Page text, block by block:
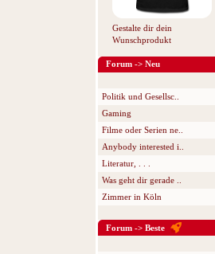
Gestalte dir dein
Wunschprodukt
Forum -> Neu
Politik und Gesellsc..
Gaming
Filme oder Serien ne..
Anybody interested i..
Literatur, . . .
Was geht dir gerade ..
Zimmer in Köln
Forum -> Beste